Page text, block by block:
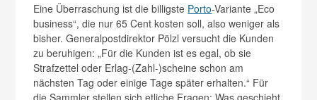
Eine Überraschung ist die billigste Porto-Variante „Eco
business“, die nur 65 Cent kosten soll, also weniger als
bisher. Generalpostdirektor Pölzl versucht die Kunden
zu beruhigen: „Für die Kunden ist es egal, ob sie
Strafzettel oder Erlag-(Zahl-)scheine schon am
nächsten Tag oder einige Tage später erhalten.“ Für
die Sammler stellen sich etliche Fragen: Was geschieht,